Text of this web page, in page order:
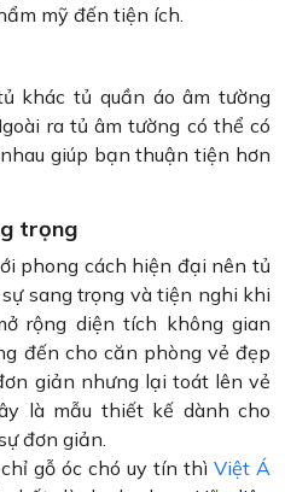
mỹ đến tiện ích.
khác tủ quần áo âm tường
ra tủ âm tường có thể có
giúp bạn thuận tiện hơn
trọng
phong cách hiện đại nên tủ
sang trọng và tiện nghi khi
rộng diện tích không gian
đến cho căn phòng vẻ đẹp
giản nhưng lại toát lên vẻ
là mẫu thiết kế dành cho
đơn giản.
gỗ óc chó uy tín thì Việt Á